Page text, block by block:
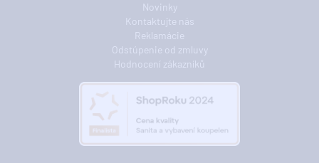
Novinky
Kontaktujte nás
Reklamácie
Odstúpenie od zmluvy
Hodnocení zákazníků